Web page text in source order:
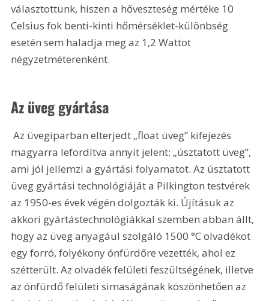
választottunk, hiszen a hőveszteség mértéke 10
Celsius fok benti-kinti hőmérséklet-különbség
esetén sem haladja meg az 1,2 Wattot
négyzetméterenként.
Az üveg gyártása
Az üvegiparban elterjedt „float üveg” kifejezés
magyarra lefordítva annyit jelent: „úsztatott üveg”,
ami jól jellemzi a gyártási folyamatot. Az úsztatott
üveg gyártási technológiáját a Pilkington testvérek
az 1950-es évek végén dolgozták ki. Újításuk az
akkori gyártástechnológiákkal szemben abban állt,
hogy az üveg anyagául szolgáló 1500 °C olvadékot
egy forró, folyékony ónfürdőre vezették, ahol ez
szétterült. Az olvadék felületi feszültségének, illetve
az ónfürdő felületi simaságának köszönhetően az